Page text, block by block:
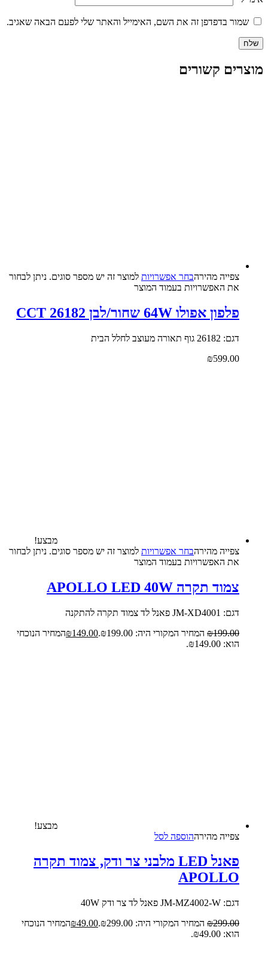
שמור בדפדפן זה את השם, האימייל והאתר שלי לפעם הבאה שאגיב.
מוצרים קשורים
צפייה‬ ‫מהירה‬בחר אפשרויות למוצר זה יש מספר סוגים. ניתן לבחור
את האפשרויות בעמוד המוצר
פלפון אפולו 64W שחור/לבן CCT 26182
דגם: 26182 גוף תאורה מעוצב לחלל הבית
₪599.00
מבצע!
צפייה‬ ‫מהירה‬בחר אפשרויות למוצר זה יש מספר סוגים. ניתן לבחור
את האפשרויות בעמוד המוצר
צמוד תקרה APOLLO LED 40W
דגם: JM-XD4001 פאנל לד צמוד תקרה להתקנה
₪199.00 המחיר המקורי היה: ₪199.00. ₪149.00
המחיר הנוכחי
הוא: ₪149.00.
מבצע!
צפייה‬ ‫מהירה‬הוספה לסל
פאנל LED מלבני צר ודק, צמוד תקרה
APOLLO
דגם: JM-MZ4002-W פאנל לד צר ודק 40W
₪299.00 המחיר המקורי היה: ₪299.00. ₪49.00
המחיר הנוכחי
הוא: ₪49.00.